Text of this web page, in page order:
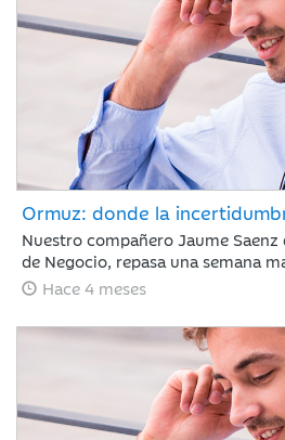
Ormuz: donde la
Nuestro compañero Jaume
de Negocio, repasa una semana
Irán ha permitido que algunos
estrecho de Ormuz, aunque
drones a objetivos energéticos.
Hace 4 meses